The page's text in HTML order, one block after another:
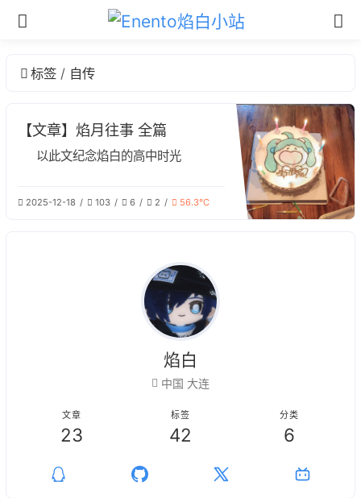
标签 自传
【文章】焰月往事 全篇
以此文纪念焰白的高中时光
2025-12-18 103 6 2 56.3℃
焰白
中国 大连
文章
23
标签
42
分类
6